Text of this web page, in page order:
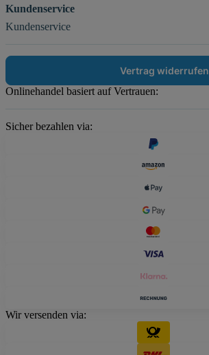
Kundenservice
Kundenservice
Vertrag widerrufen
Onlinehandel basiert auf Vertrauen:
Sicher bezahlen via:
Wir versenden via: